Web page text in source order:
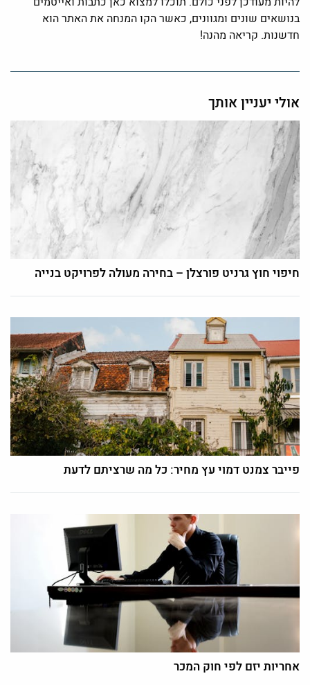
בנושאים שונים ומגוונים, כאשר הקו המנחה את האתר הוא
חדשנות. קריאה מהנה!
אולי יעניין אותך
חיפוי חוץ גרניט פורצלן – בחירה מעולה לפרויקט בנייה
פייבר צמנט דמוי עץ מחיר: כל מה שרציתם לדעת
אחריות יזם לפי חוק המכר